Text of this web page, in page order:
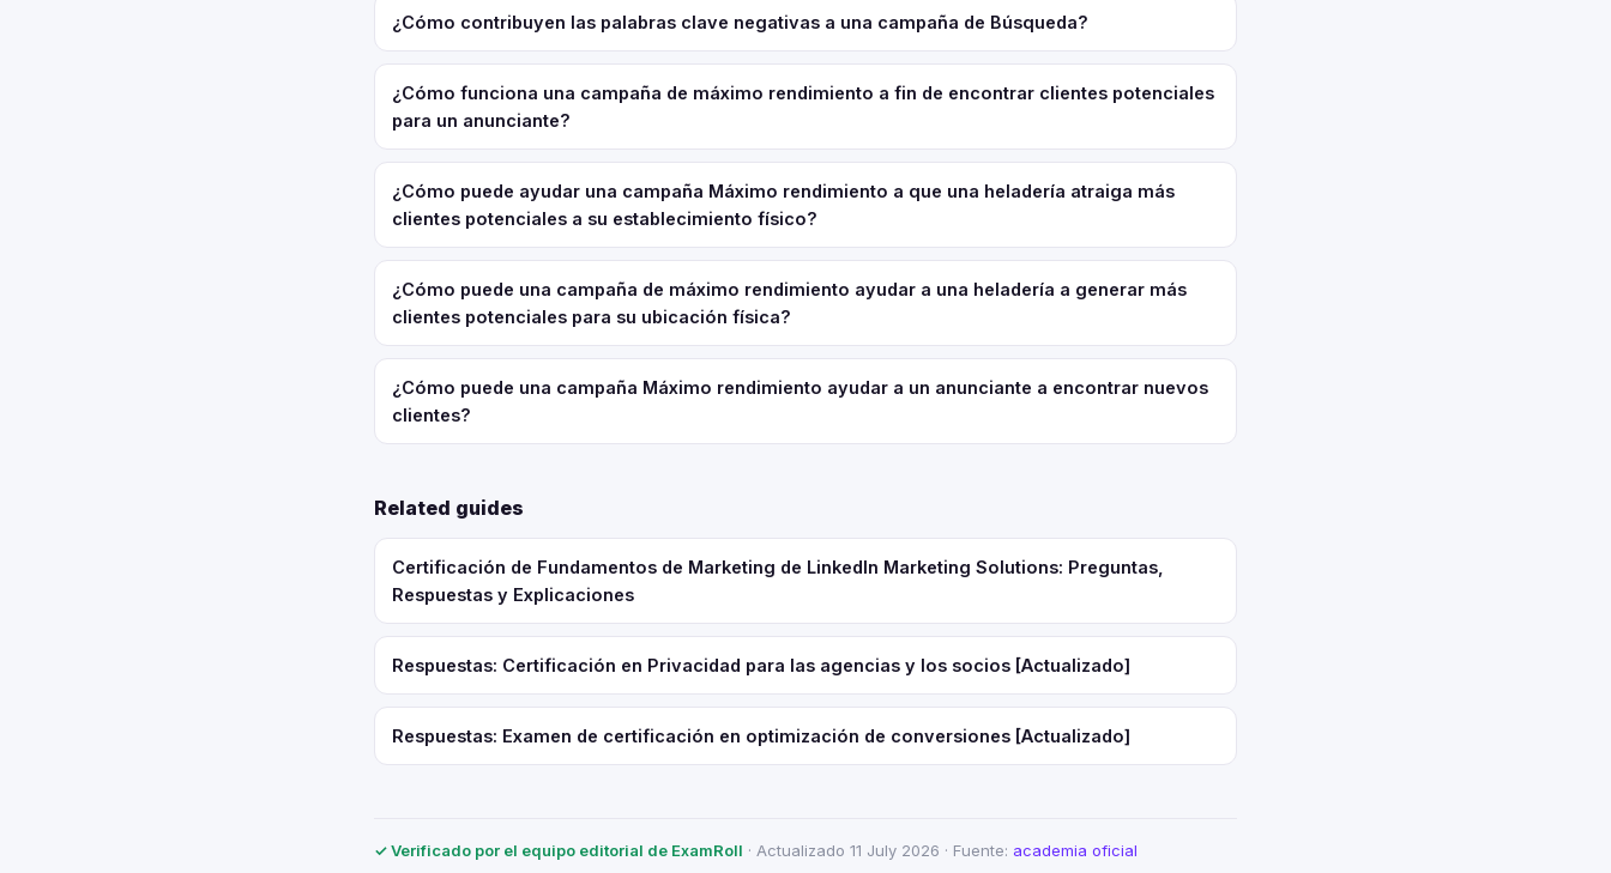
¿Cómo contribuyen las palabras clave negativas a una campaña de Búsqueda?
¿Cómo funciona una campaña de máximo rendimiento a fin de encontrar clientes potenciales
para un anunciante?
¿Cómo puede ayudar una campaña Máximo rendimiento a que una heladería atraiga más
clientes potenciales a su establecimiento físico?
¿Cómo puede una campaña de máximo rendimiento ayudar a una heladería a generar más
clientes potenciales para su ubicación física?
¿Cómo puede una campaña Máximo rendimiento ayudar a un anunciante a encontrar nuevos
clientes?
Related guides
Certificación de Fundamentos de Marketing de LinkedIn Marketing Solutions: Preguntas,
Respuestas y Explicaciones
Respuestas: Certificación en Privacidad para las agencias y los socios [Actualizado]
Respuestas: Examen de certificación en optimización de conversiones [Actualizado]
✓ Verificado por el equipo editorial de ExamRoll · Actualizado 11 July 2026 · Fuente: academia oficial